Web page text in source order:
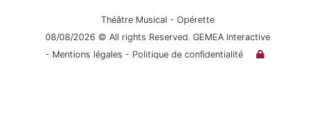
Théâtre Musical - Opérette
08/08/2026 © All rights Reserved. GEMEA Interactive
- Mentions légales - Politique de confidentialité